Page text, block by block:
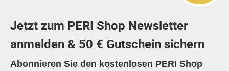
Jetzt zum PERI Shop Newsletter
anmelden & 50 € Gutschein sichern
Abonnieren Sie den kostenlosen PERI Shop